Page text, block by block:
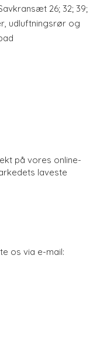
26; 32; 39;
udluftningsrør og
på vores online-
laveste
os via e-mail: